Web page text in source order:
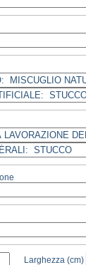
Larghezza (cm)